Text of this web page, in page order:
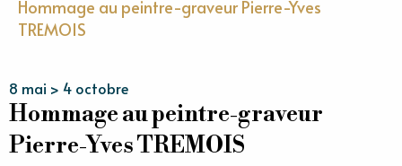
Hommage au peintre-graveur Pierre-Yves
TREMOIS
8 mai > 4 octobre
Hommage au peintre-graveur
Pierre-Yves TREMOIS